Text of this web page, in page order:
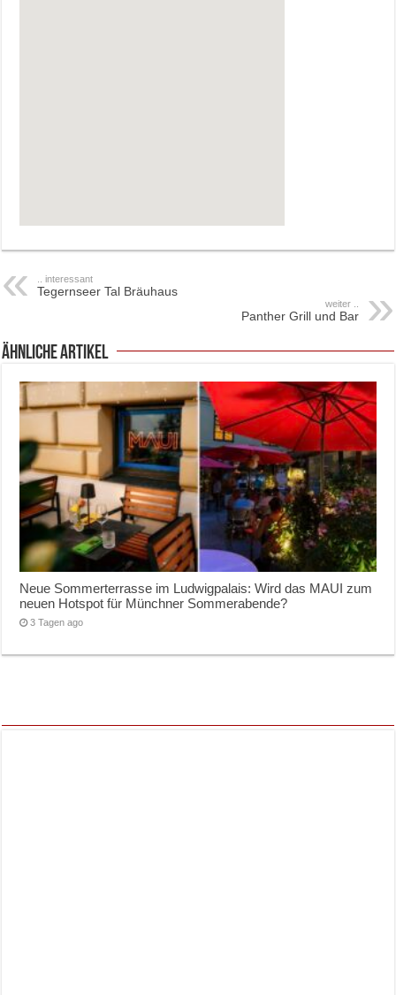
.. interessant
Tegernseer Tal Bräuhaus
weiter ..
Panther Grill und Bar
ähnliche Artikel
Neue Sommerterrasse im Ludwigpalais: Wird das MAUI zum
neuen Hotspot für Münchner Sommerabende?
3 Tagen ago